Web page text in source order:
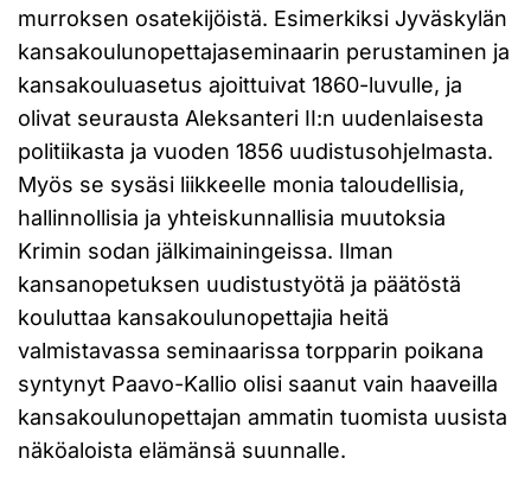
murroksen osatekijöistä. Esimerkiksi Jyväskylän
kansakoulunopettajaseminaarin perustaminen ja
kansakouluasetus ajoittuivat 1860-luvulle, ja
olivat seurausta Aleksanteri II:n uudenlaisesta
politiikasta ja vuoden 1856 uudistusohjelmasta.
Myös se sysäsi liikkeelle monia taloudellisia,
hallinnollisia ja yhteiskunnallisia muutoksia
Krimin sodan jälkimainingeissa. Ilman
kansanopetuksen uudistustyötä ja päätöstä
kouluttaa kansakoulunopettajia heitä
valmistavassa seminaarissa torpparin poikana
syntynyt Paavo-Kallio olisi saanut vain haaveilla
kansakoulunopettajan ammatin tuomista uusista
näköaloista elämänsä suunnalle.